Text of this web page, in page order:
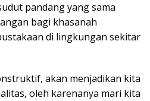
pandang yang sama
bagi khasanah
di lingkungan sekitar
akan menjadikan kita
oleh karenanya mari kita